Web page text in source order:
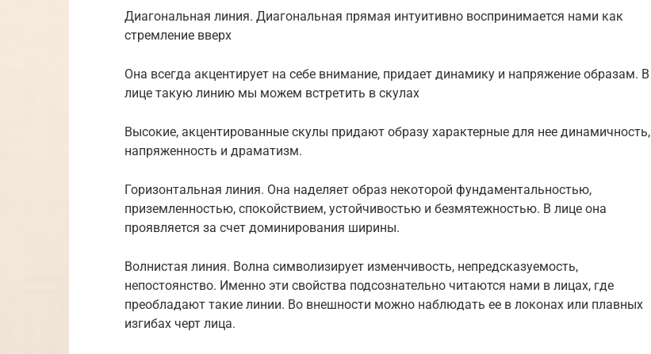
Диагональная линия. Диагональная прямая интуитивно воспринимается нами как
стремление вверх
Она всегда акцентирует на себе внимание, придает динамику и напряжение образам. В
лице такую линию мы можем встретить в скулах
Высокие, акцентированные скулы придают образу характерные для нее динамичность,
напряженность и драматизм.
Горизонтальная линия. Она наделяет образ некоторой фундаментальностью,
приземленностью, спокойствием, устойчивостью и безмятежностью. В лице она
проявляется за счет доминирования ширины.
Волнистая линия. Волна символизирует изменчивость, непредсказуемость,
непостоянство. Именно эти свойства подсознательно читаются нами в лицах, где
преобладают такие линии. Во внешности можно наблюдать ее в локонах или плавных
изгибах черт лица.